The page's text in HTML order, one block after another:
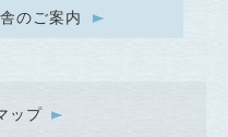
のご案内
ップ